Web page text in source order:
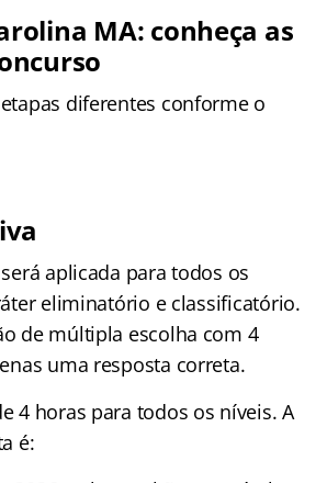
MA: conheça as
diferentes conforme o
aplicada para todos os
eliminatório e classificatório.
de múltipla escolha com 4
uma resposta correta.
4 horas para todos os níveis. A
é: